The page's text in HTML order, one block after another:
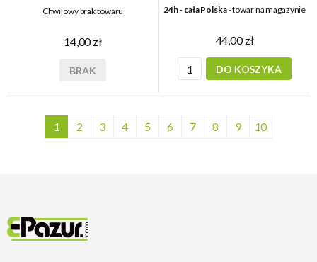
Chwilowy brak towaru
14,00 zł
BRAK
24h - cała Polska- towar na magazynie
44,00 zł
DO KOSZYKA
1 2 3 4 5 6 7 8 9 10